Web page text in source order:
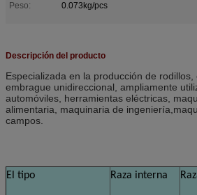
Peso:
0.073kg/pcs
Descripción del producto
Especializada en la producción de rodillos,
embrague unidireccional, ampliamente
automóviles, herramientas eléctricas,
alimentaria, maquinaria de
campos.
El tipo Raza interna